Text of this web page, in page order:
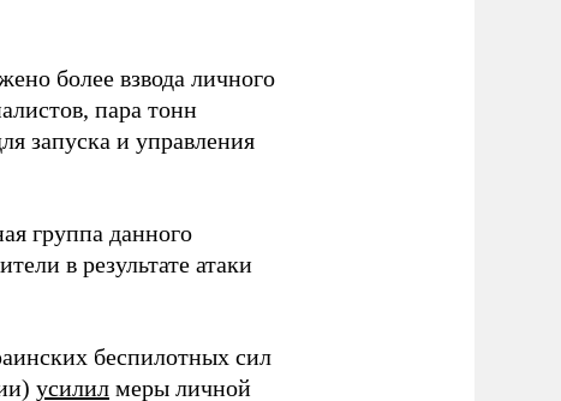
более взвода личного
пара тонн
запуска и управления
группа данного
в результате атаки
беспилотных сил
усилил меры личной